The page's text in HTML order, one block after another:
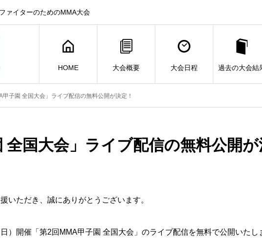
ァイターのためのMMA大会
HOME 大会概要 大会日程 過去の大会結
甲子園 全国大会」ライブ配信の無料公開が決定！
全国大会」ライブ配信の無料公開
いただき、誠にありがとうございます。
）開催「第2回MMA甲子園 全国大会」のライブ配信を無料で公開いたし